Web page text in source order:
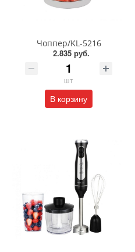
Чоппер/KL-5216
2.835 руб.
шт
В корзину